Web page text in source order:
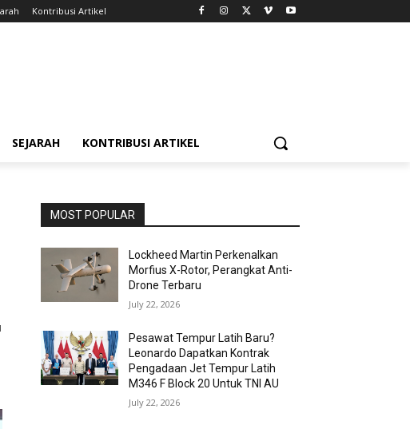
Kontribusi Artikel
SEJARAH KONTRIBUSI ARTIKEL
MOST POPULAR
Lockheed Martin Perkenalkan
Morfius X-Rotor, Perangkat Anti-
Drone Terbaru
July 22, 2026
Pesawat Tempur Latih Baru?
Leonardo Dapatkan Kontrak
Pengadaan Jet Tempur Latih
M346 F Block 20 Untuk TNI AU
July 22, 2026